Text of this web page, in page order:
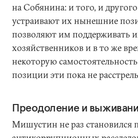
на Собянина: и того, и
устраивают их нынешние
позволяют им поддерживать
хозяйственников и в то же
некоторую
позиции эти пока не
Преодоление и
Мишустин не раз становился